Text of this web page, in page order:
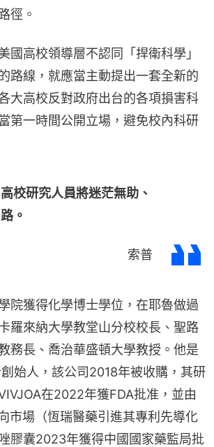
徑。
國高校領導層不認同「捍衛科學」
路線，就應當主動提出一套全新的
大高校反對政府出台的各項損害科
第一時間公開立場，避免校內科研
校研究人員將迷茫無助、
。
索普
院獲得化學博士學位，在耶魯做過
羅來納大學教堂山分校校長、聖路
務長、喬治華盛頓大學教授。他是
始人，該公司2018年被收購，其研
在2022年獲FDA批准，並由
市場（恆瑞醫藥引進其專利先導化
膠囊2023年獲得中國國家藥監局批